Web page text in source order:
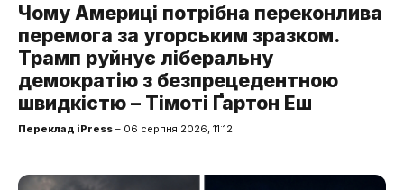
Чому Америці потрібна переконлива
перемога за угорським зразком.
Трамп руйнує ліберальну
демократію з безпрецедентною
швидкістю – Тімоті Ґартон Еш
Переклад iPress – 06 серпня 2026, 11:12